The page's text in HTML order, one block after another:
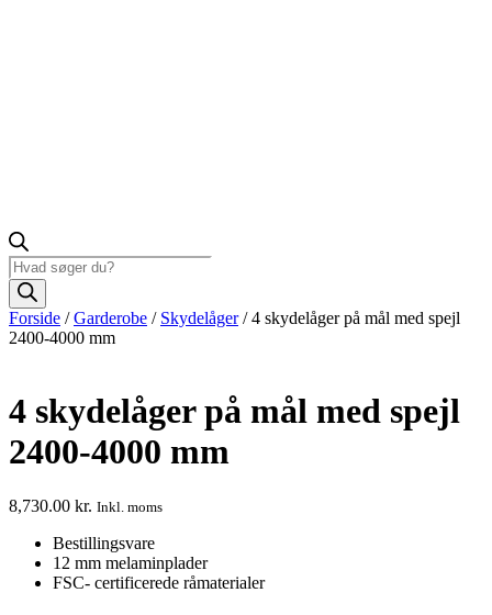
Products
search
Forside /Garderobe / Skydelåger/ 4 skydelåger på mål med spejl
2400-4000 mm
4 skydelåger på mål med spejl
2400-4000 mm
8,730.00 kr. Inkl. moms
Bestillingsvare
12 mm melaminplader
FSC- certificerede råmaterialer